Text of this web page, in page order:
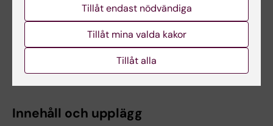
känna till och själv kunna relatera till
Karolinska Institutets övergripande
verksamhetsidé, att genom forskning,
utbildning och information medverka till
att förbättra människors hälsa.
Innehåll och upplägg
Tillåt endast nödvändiga
Tillåt mina valda kakor
Tillåt alla